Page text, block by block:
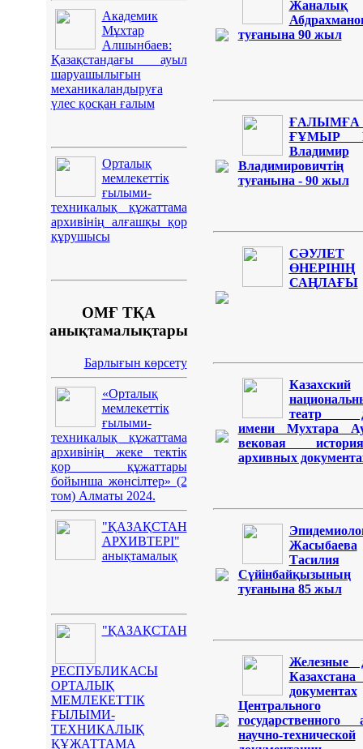
Академик
Мұхтар
Алшынбаев:
Қазақстандағы ауыл
шаруашылығын
механикаландыруға
үлес қосқан ғалым
Орталық
мемлекеттік
ғылыми-
техникалық құжаттама
архивінің алғашқы қор
құрушысы
ОМҒ ТҚА
анықтамалықтары
Барлығын көрсету
«Орталық
мемлекеттік
ғылыми-
техникалық құжаттама
архивінің жеке тектік
қор құжаттары
бойынша жөнсілтер» (2
том) Алматы 2024.
"ҚАЗАҚСТАН
АРХИВТЕРІ"
анықтамалық
"ҚАЗАҚСТАН
РЕСПУБЛИКАСЫ
ОРТАЛЫҚ
МЕМЛЕКЕТТІК
ҒЫЛЫМИ-
ТЕХНИКАЛЫҚ
ҚҰЖАТТАМА
Жаналық
туғанына 90 жыл
ҒАЛЫМҒА
ҒҰМЫР
Владимир
Владимировичтің
туғанына - 90 жыл
СӘУЛЕТ
ӨНЕРІНІҢ
САҢЛАҒЫ
Казахский
театр
имени Мухтара
вековая
архивных
Жасыбаева
Тасилия
Сүйінбайқызының
туғанына 85 жыл
Железные
документах
Центрального
государственного
научно-технической